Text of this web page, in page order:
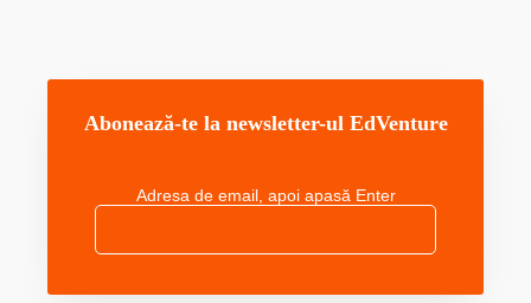
Abonează-te la newsletter-ul EdVenture
Adresa de email, apoi apasă Enter